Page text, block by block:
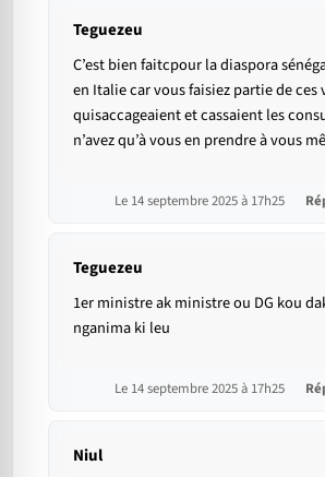
Teguezeu
C’est bien faitcpour la diaspora
en Italie car vous faisiez partie de ces
quisaccageaient et cassaient les
n’avez qu’à vous en prendre à vous
Le 14 septembre 2025 à 17h25
Teguezeu
1er ministre ak ministre ou DG kou
nganima ki leu
Le 14 septembre 2025 à 17h25
Niul